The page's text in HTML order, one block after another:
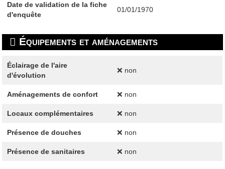
Date de validation de la fiche
d'enquête
01/01/1970
Équipements et aménagements
Éclairage de l'aire
d'évolution
❌ non
Aménagements de confort ❌ non
Locaux complémentaires ❌ non
Présence de douches ❌ non
Présence de sanitaires ❌ non